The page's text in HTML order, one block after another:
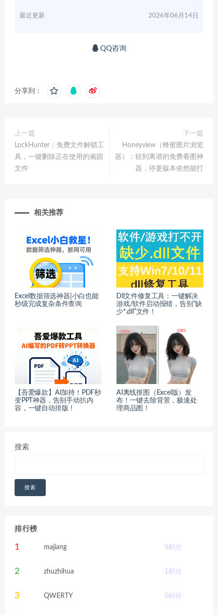
最近更新 2026年06月14日
QQ咨询
分享到：
上一篇
LockHunter：免费文件解锁工
具，一键删除正在使用的顽固
文件
下一篇
Honeyview（蜂蜜图片浏览
器）：轻到离谱的免费看图神
器，停更版本依然能打
相关推荐
Excel数据筛选神器|小白也能
秒级完成复杂条件查询
Dll文件修复工具：一键解决
游戏/软件启动报错，告别“缺
少*.dll”文件！
【吾爱爆款】AI加持！PDF秒
变PPT神器，告别手动扒内
容，一键自动排版！
AI离线抠图（Excel版）发
布！一键去除背景，极速处
理商品图！
搜索
搜索
排行榜
1 majiang 5积分
2 zhuzhihua 1 积分
3 QWERTY 0积分